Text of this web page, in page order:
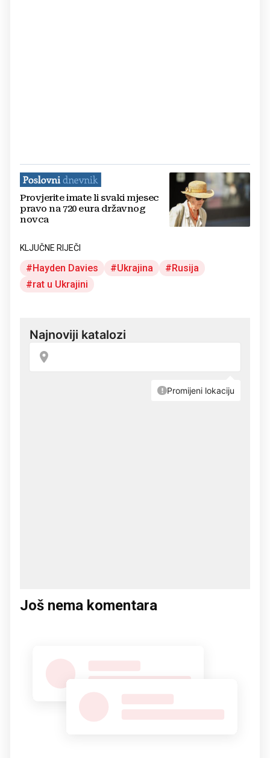
Provjerite imate li svaki mjesec
pravo na 720 eura državnog
novca
KLJUČNE RIJEČI
Hayden Davies Ukrajina
Rusija
rat u Ukrajini
Još nema komentara